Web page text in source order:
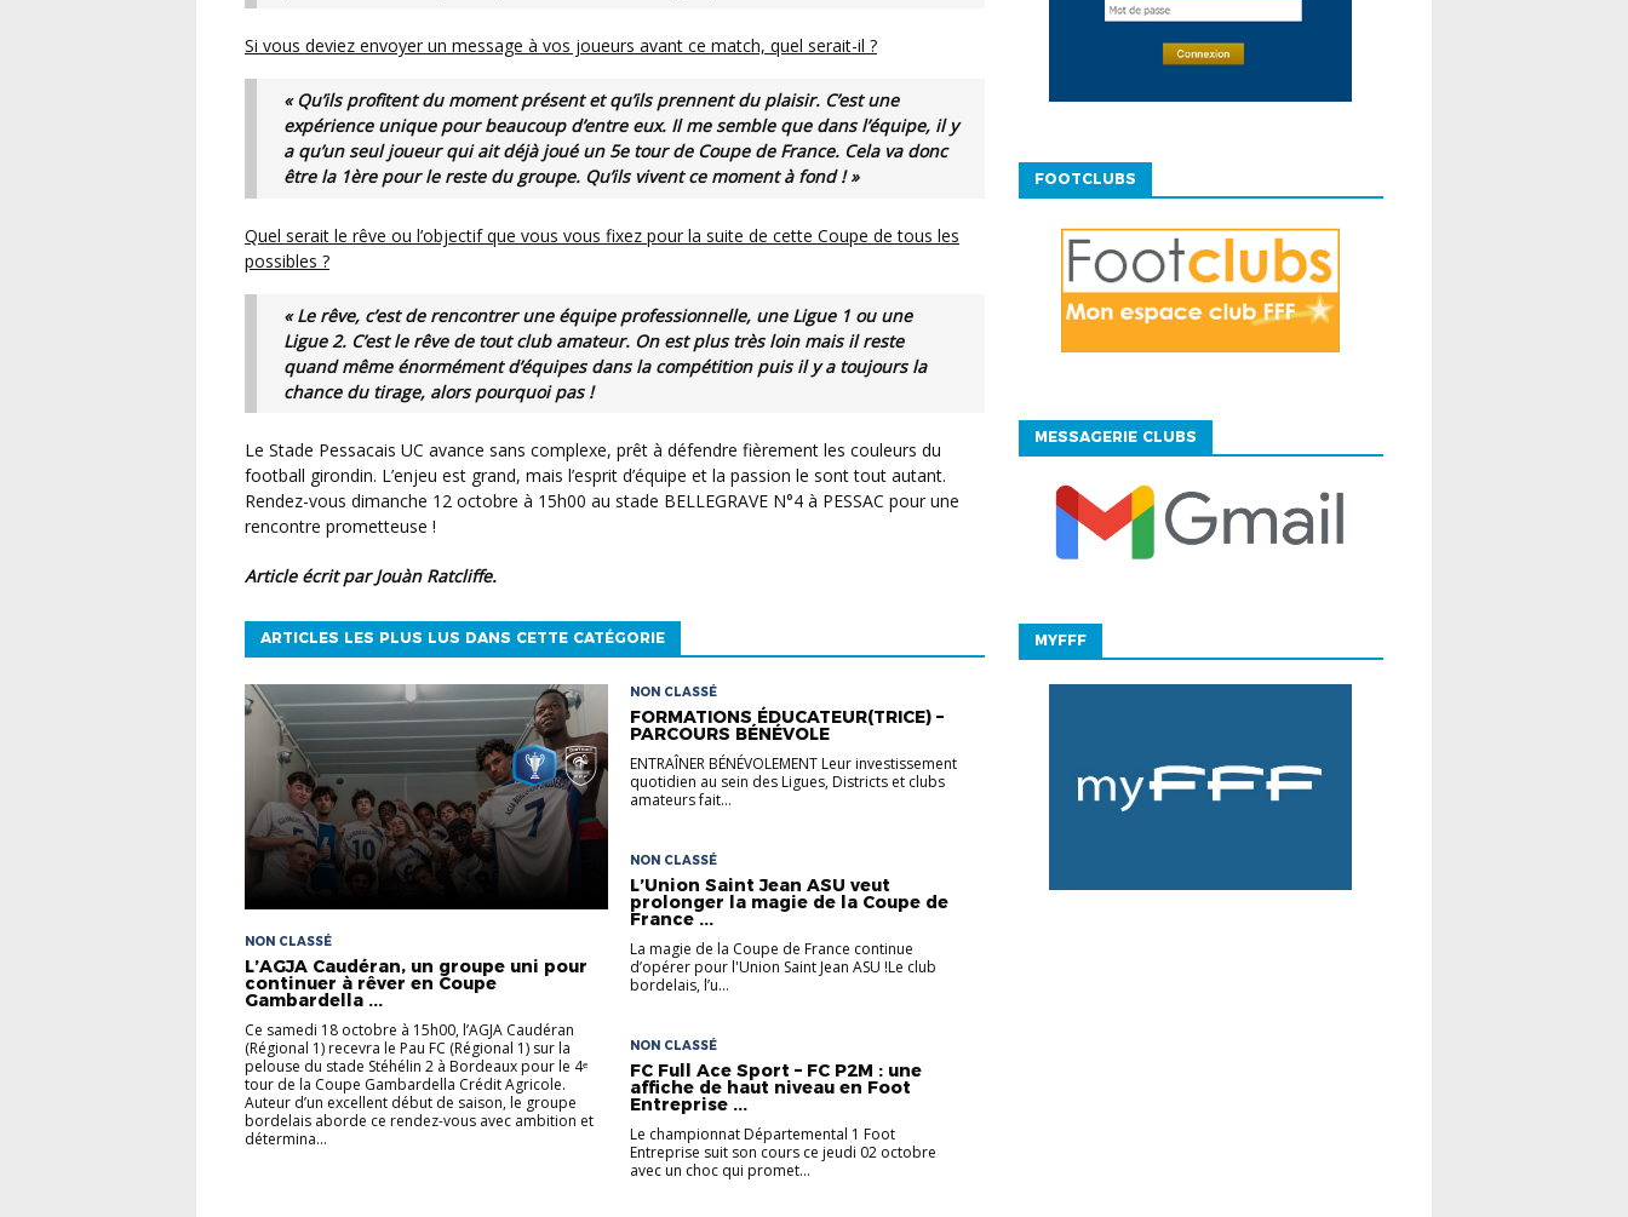
Si vous deviez envoyer un message à vos joueurs avant ce match, quel serait-il ?
« Qu’ils profitent du moment présent et qu’ils prennent du plaisir. C’est une
expérience unique pour beaucoup d’entre eux. Il me semble que dans l’équipe, il y
a qu’un seul joueur qui ait déjà joué un 5e tour de Coupe de France. Cela va donc
être la 1ère pour le reste du groupe. Qu’ils vivent ce moment à fond ! »
Quel serait le rêve ou l’objectif que vous vous fixez pour la suite de cette Coupe de tous les
possibles ?
« Le rêve, c’est de rencontrer une équipe professionnelle, une Ligue 1 ou une
Ligue 2. C’est le rêve de tout club amateur. On est plus très loin mais il reste
quand même énormément d’équipes dans la compétition puis il y a toujours la
chance du tirage, alors pourquoi pas !
Le Stade Pessacais UC avance sans complexe, prêt à défendre fièrement les couleurs du
football girondin. L’enjeu est grand, mais l’esprit d’équipe et la passion le sont tout autant.
Rendez-vous dimanche 12 octobre à 15h00 au stade BELLEGRAVE N°4 à PESSAC pour une
rencontre prometteuse !
Article écrit par Jouàn Ratcliffe.
ARTICLES LES PLUS LUS DANS CETTE CATÉGORIE
NON CLASSÉ
L’AGJA Caudéran, un groupe uni pour
continuer à rêver en Coupe
Gambardella ...
Ce samedi 18 octobre à 15h00, l’AGJA Caudéran
(Régional 1) recevra le Pau FC (Régional 1) sur la
pelouse du stade Stéhélin 2 à Bordeaux pour le 4ᵉ
tour de la Coupe Gambardella Crédit Agricole.
Auteur d’un excellent début de saison, le groupe
bordelais aborde ce rendez-vous avec ambition et
détermina...
NON CLASSÉ
FORMATIONS ÉDUCATEUR(TRICE) –
PARCOURS BÉNÉVOLE
ENTRAÎNER BÉNÉVOLEMENT Leur investissement
quotidien au sein des Ligues, Districts et clubs
amateurs fait...
NON CLASSÉ
L’Union Saint Jean ASU veut
prolonger la magie de la Coupe de
France ...
La magie de la Coupe de France continue
d’opérer pour l'Union Saint Jean ASU !Le club
bordelais, l’u...
NON CLASSÉ
FC Full Ace Sport – FC P2M : une
affiche de haut niveau en Foot
Entreprise ...
Le championnat Départemental 1 Foot
Entreprise suit son cours ce jeudi 02 octobre
avec un choc qui promet...
FOOTCLUBS
MESSAGERIE CLUBS
MYFFF